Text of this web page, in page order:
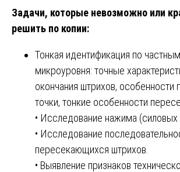
Задачи, которые невозможно или
решить по копии:
Тонкая идентификация по
микроуровня: точные
окончания штрихов, особенности
точки, тонкие особенности
• Исследование нажима (силовых
• Исследование
пересекающихся штрихов.
• Выявление признаков